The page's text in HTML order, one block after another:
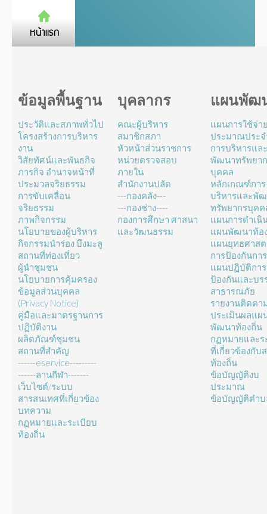
ข้อมูลพื้นฐาน
ประวัติและสภาพทั่วไป
โครงสร้างการบริหาร
งาน
วิสัยทัศน์และพันธกิจ
ภารกิจ อำนาจหน้าที่
ประมวลจริยธรรม
การขับเคลื่อน
จริยธรรม
ภาพกิจกรรม
นโยบายของผู้บริหาร
กิจกรรมนำร่อง บึงมะลู
สถานที่ท่องเที่ยว
ผู้นำชุมชน
นโยบายการคุ้มครอง
ข้อมูลส่วนบุคคล
(Privacy Notice)
คู่มือและมาตรฐานการ
ปฏิบัติงาน
ผลิตภัณฑ์ชุมชน
สถานที่สำคัญ
------eservice---------
------ลานกีฬา-------
เว็บไซต์/ระบบ
สารสนเทศที่เกี่ยวข้อง
บทความ
กฏหมายและระเบียบ
ท้องถิ่น
บุคลากร
คณะผู้บริหาร
สมาชิกสภา
หัวหน้าส่วนราชการ
หน่วยตรวจสอบ
ภายใน
สำนักงานปลัด
---กองคลัง---
---กองช่าง----
กองการศึกษา ศาสนา
และวัฒนธรรม
แผนพัฒ
แผนการใช้จ่า
ประมาณประ
การบริหารแล
พัฒนาทรัพยา
บุคคล
หลักเกณฑ์การ
บริหารและพั
ทรัพยากรบุคค
แผนการดำเนิ
แผนพัฒนาท้อ
แผนยุทธศาส
การป้องกันกา
แผนปฏิบัติการ
ป้องกันและบร
สาธารณภัย
รายงานติดตา
ประเมินผลแผ
พัฒนาท้องถิ่น
กฏหมายและร
ที่เกี่ยวข้องกับ
ท้องถิ่น
ข้อบัญญัติงบ
ประมาณ
ข้อบัญญัติตำบ